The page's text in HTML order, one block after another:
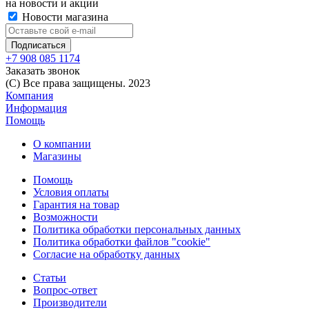
на новости и акции
Новости магазина
+7 908 085 1174
Заказать звонок
(C) Все права защищены. 2023
Компания
Информация
Помощь
О компании
Магазины
Помощь
Условия оплаты
Гарантия на товар
Возможности
Политика обработки персональных данных
Политика обработки файлов "cookie"
Согласие на обработку данных
Статьи
Вопрос-ответ
Производители